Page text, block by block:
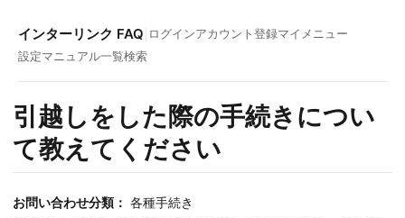
インターリンク FAQ ログインアカウント登録マイメニュー
設定マニュアル一覧検索
引越しをした際の手続きについ
て教えてください
お問い合わせ分類： 各種手続き